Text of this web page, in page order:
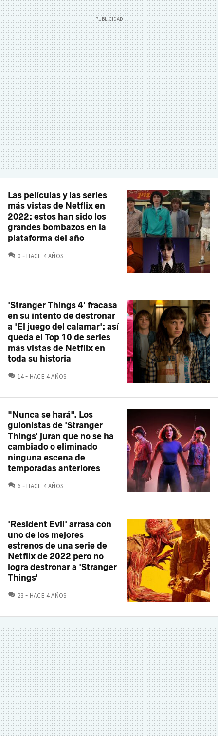
Las películas y las series
más vistas de Netflix en
2022: estos han sido los
grandes bombazos en la
plataforma del año
0 COMENTARIOS
HACE 4 AÑOS
'Stranger Things 4' fracasa
en su intento de destronar
a 'El juego del calamar': así
queda el Top 10 de series
más vistas de Netflix en
toda su historia
14 COMENTARIOS
HACE 4 AÑOS
"Nunca se hará". Los
guionistas de 'Stranger
Things' juran que no se ha
cambiado o eliminado
ninguna escena de
temporadas anteriores
6 COMENTARIOS
HACE 4 AÑOS
'Resident Evil' arrasa con
uno de los mejores
estrenos de una serie de
Netflix de 2022 pero no
logra destronar a 'Stranger
Things'
23 COMENTARIOS
HACE 4 AÑOS